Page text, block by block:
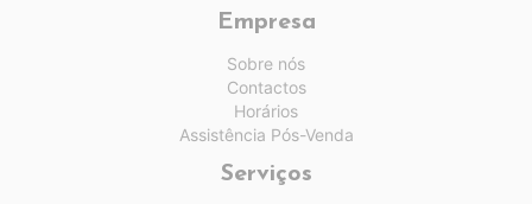
Empresa
Sobre nós
Contactos
Horários
Assistência Pós-Venda
Serviços